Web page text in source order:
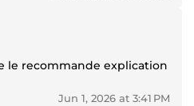
le recommande explication
Jun 1, 2026 at 3:41 PM